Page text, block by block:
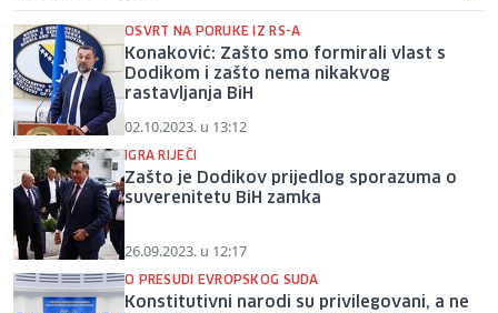
OSVRT NA PORUKE IZ RS-A
Konaković: Zašto smo formirali vlast s
Dodikom i zašto nema nikakvog
rastavljanja BiH
02.10.2023. u 13:12
IGRA RIJEČI
Zašto je Dodikov prijedlog sporazuma o
suverenitetu BiH zamka
26.09.2023. u 12:17
O PRESUDI EVROPSKOG SUDA
Konstitutivni narodi su privilegovani, a ne